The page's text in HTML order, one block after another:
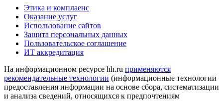
Этика и комплаенс
Оказание услуг
Использование сайтов
Защита персональных данных
Пользовательское соглашение
ИТ аккредитация
На информационном ресурсе hh.ru применяются
рекомендательные технологии (информационные технологии
предоставления информации на основе сбора, систематизации
и анализа сведений, относящихся к предпочтениям